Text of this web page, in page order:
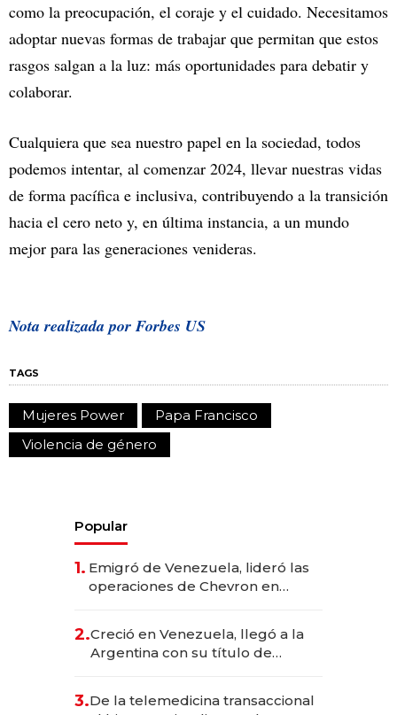
como la preocupación, el coraje y el cuidado. Necesitamos
adoptar nuevas formas de trabajar que permitan que estos
rasgos salgan a la luz: más oportunidades para debatir y
colaborar.
Cualquiera que sea nuestro papel en la sociedad, todos
podemos intentar, al comenzar 2024, llevar nuestras vidas
de forma pacífica e inclusiva, contribuyendo a la transición
hacia el cero neto y, en última instancia, a un mundo
mejor para las generaciones venideras.
Nota realizada por Forbes US
TAGS
Mujeres Power
Papa Francisco
Violencia de género
Popular
1. Emigró de Venezuela, lideró las
operaciones de Chevron en
2.Creció en Venezuela, llegó a la
Argentina con su título de
las marcas "fast premium"
3.De la telemedicina transaccional